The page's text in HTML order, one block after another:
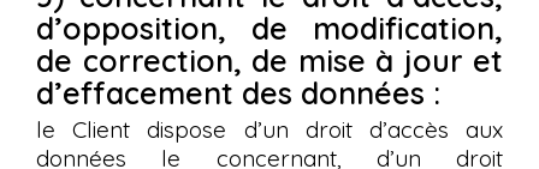
d’opposition, de modification,
de correction, de mise à jour et
d’effacement des données :
le Client dispose d’un droit d’accès aux
données le concernant, d’un droit